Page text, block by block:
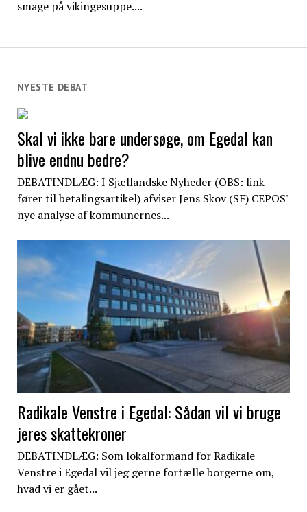
smage på vikingesuppe....
NYESTE DEBAT
Skal vi ikke bare undersøge, om Egedal kan
blive endnu bedre?
DEBATINDLÆG: I Sjællandske Nyheder (OBS: link
fører til betalingsartikel) afviser Jens Skov (SF) CEPOS'
nye analyse af kommunernes...
Radikale Venstre i Egedal: Sådan vil vi bruge
jeres skattekroner
DEBATINDLÆG: Som lokalformand for Radikale
Venstre i Egedal vil jeg gerne fortælle borgerne om,
hvad vi er gået...